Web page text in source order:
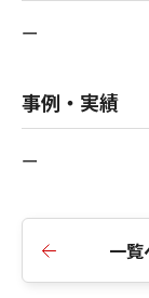
ー
事例・実績
ー
一覧